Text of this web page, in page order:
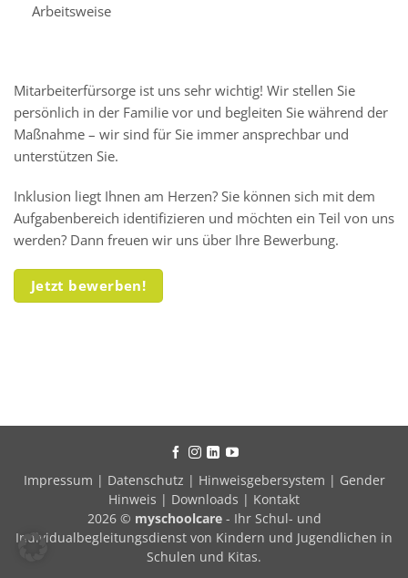
Arbeitsweise
Mitarbeiterfürsorge ist uns sehr wichtig! Wir stellen Sie
persönlich in der Familie vor und begleiten Sie während der
Maßnahme – wir sind für Sie immer ansprechbar und
unterstützen Sie.
Inklusion liegt Ihnen am Herzen? Sie können sich mit dem
Aufgabenbereich identifizieren und möchten ein Teil von uns
werden? Dann freuen wir uns über Ihre Bewerbung.
Jetzt bewerben!
Impressum | Datenschutz | Hinweisgebersystem | Gender
Hinweis | Downloads | Kontakt
2026 © myschoolcare- Ihr Schul- und
Individualbegleitungsdienst von Kindern und Jugendlichen in
Schulen und Kitas.